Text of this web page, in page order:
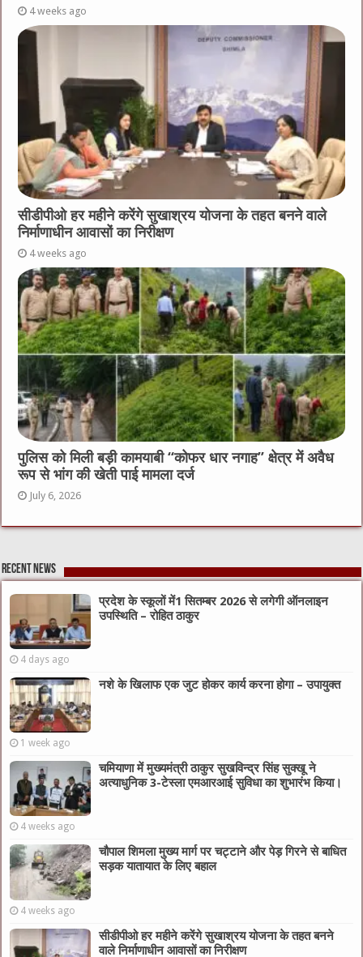
4 weeks ago
सीडीपीओ हर महीने करेंगे सुखाश्रय योजना के तहत बनने वाले
निर्माणाधीन आवासों का निरीक्षण
4 weeks ago
पुलिस को मिली बड़ी कामयाबी “कोफर धार नगाह” क्षेत्र में अवैध
रूप से भांग की खेती पाई मामला दर्ज
July 6, 2026
Recent News
प्रदेश के स्कूलों में1 सितम्बर 2026 से लगेगी ऑनलाइन
उपस्थिति – रोहित ठाकुर
4 days ago
नशे के खिलाफ एक जुट होकर कार्य करना होगा – उपायुक्त
1 week ago
चमियाणा में मुख्यमंत्री ठाकुर सुखविन्द्र सिंह सुक्खू ने
अत्याधुनिक 3-टेस्ला एमआरआई सुविधा का शुभारंभ किया।
4 weeks ago
चौपाल शिमला मुख्य मार्ग पर चट्टाने और पेड़ गिरने से बाधित
सड़क यातायात के लिए बहाल
4 weeks ago
सीडीपीओ हर महीने करेंगे सुखाश्रय योजना के तहत बनने
वाले निर्माणाधीन आवासों का निरीक्षण